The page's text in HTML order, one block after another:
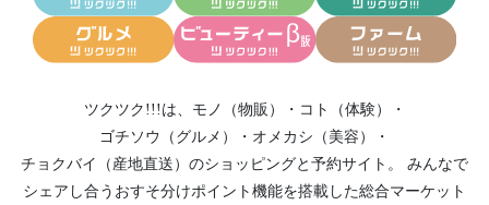
ツクツク!!!は、 モノ（物販） ・ コト（体験）
・
ゴチソウ（グルメ）
・ オメカシ（美容）
・
チョクバイ（産地直送） のショッピングと予約サイト。
みんなで
シェアし合う おすそ分けポイント機能を搭載した総合マーケット